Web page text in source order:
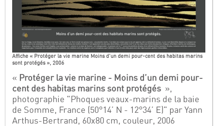
Affiche « Protéger la vie marine Moins d’un demi pour-cent des habitas marins
sont protégés », 2006
« Protéger la vie marine - Moins d’un demi pour-
cent des habitas marins sont protégés »,
photographie "Phoques veaux-marins de la baie
de Somme, France (50°14’ N - 12°34’ E)" par Yann
Arthus-Bertrand, 60x80 cm, couleur, 2006